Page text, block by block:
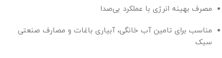
مصرف بهینه انرژی با عملکرد بی‌صدا
مناسب برای تامین آب خانگی، آبیاری باغات و مصارف صنعتی
سبک